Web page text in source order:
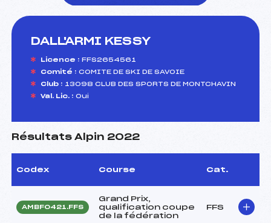
DALL'ARMI KESSY
Licence : FFS2654561
Comité : COMITE DE SKI DE SAVOIE
Club : 13098 CLUB DES SPORTS DE MONTCHAVIN
Val. Lic. : Oui
Résultats Alpin 2022
Codex Course Cat.
AMBF0421.FFS
Grand Prix,
qualification coupe
de la fédération
FFS